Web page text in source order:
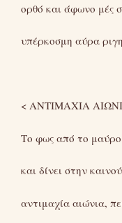
ορθό και άφωνο μές
υπέρκοσμη αύρα
< ΑΝΤΙΜΑΧΙΑ
Το φως από το μαύρο
και δίνει στην
αντιμαχία αιώνια,